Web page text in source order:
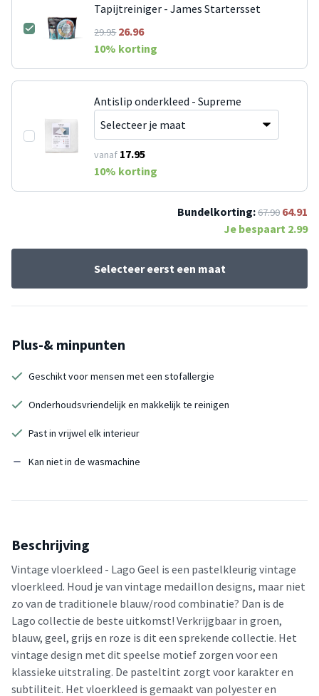
Tapijtreiniger - James Startersset
29.9526.96
10% korting
Antislip onderkleed - Supreme
vanaf 17.95
10% korting
Bundelkorting:67.90 64.91
Je bespaart 2.99
Selecteer eerst een maat
Plus-& minpunten
Geschikt voor mensen met een stofallergie
Onderhoudsvriendelijk en makkelijk te reinigen
Past in vrijwel elk interieur
Kan niet in de wasmachine
Beschrijving
Vintage vloerkleed - Lago Geel is een pastelkleurig vintage
vloerkleed. Houd je van vintage medaillon designs, maar niet
zo van de traditionele blauw/rood combinatie? Dan is de
Lago collectie de beste uitkomst! Verkrijgbaar in groen,
blauw, geel, grijs en roze is dit een sprekende collectie. Het
vintage design met dit speelse motief zorgen voor een
klassieke uitstraling. De pasteltint zorgt voor karakter en
subtiliteit. Het vloerkleed is gemaakt van polyester en